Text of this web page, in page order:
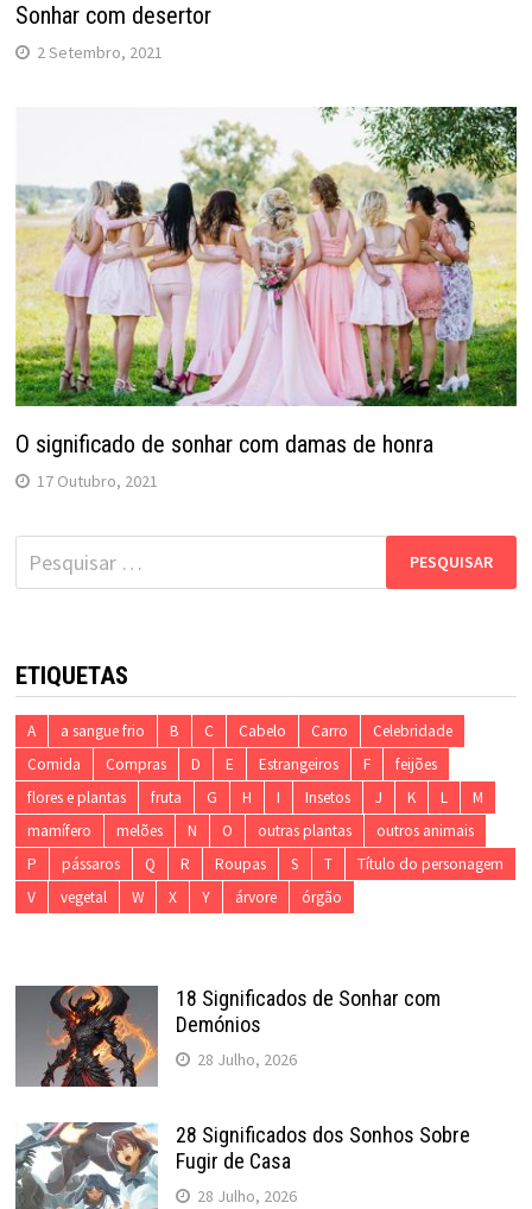
Sonhar com desertor
2 Setembro, 2021
O significado de sonhar com damas de honra
17 Outubro, 2021
Pesquisar
por:
ETIQUETAS
A a sangue frio B C Cabelo Carro
Celebridade
Comida
Compras D E Estrangeiros F
feijões
flores e plantas
fruta G H I Insetos J K L
M
mamífero
melões N O outras plantas
outros animais
P
pássaros Q R Roupas S T
Título do personagem
V
vegetal W X Y árvore órgão
18 Significados de Sonhar com
Demónios
28 Julho, 2026
28 Significados dos Sonhos Sobre
Fugir de Casa
28 Julho, 2026